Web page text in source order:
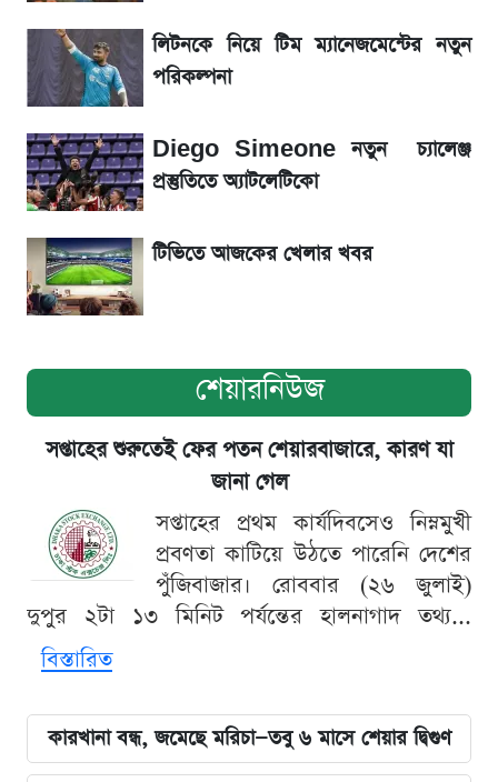
SSC Result হাতে পাওয়ার পর যে ভুলগুলো
করবেন না
শিক্ষামন্ত্রীর বিশেষ বৈঠক’—পাটওয়ারীর পোস্ট ঘিরে
নতুন বিতর্ক
হাসিনাকে ঘিরে দিল্লি-ঢাকা টানাপোড়েন
লিটনকে নিয়ে টিম ম্যানেজমেন্টের নতুন
পরিকল্পনা
Diego Simeone নতুন চ্যালেঞ্জ
প্রস্তুতিতে অ্যাটলেটিকো
টিভিতে আজকের খেলার খবর
শেয়ারনিউজ
সপ্তাহের শুরুতেই ফের পতন শেয়ারবাজারে, কারণ যা
জানা গেল
সপ্তাহের প্রথম কার্যদিবসেও নিম্নমুখী
প্রবণতা কাটিয়ে উঠতে পারেনি দেশের
পুঁজিবাজার। রোববার (২৬ জুলাই)
দুপুর ২টা ১৩ মিনিট পর্যন্তের হালনাগাদ তথ্য...
বিস্তারিত
কারখানা বন্ধ, জমেছে মরিচা—তবু ৬ মাসে শেয়ার দ্বিগুণ